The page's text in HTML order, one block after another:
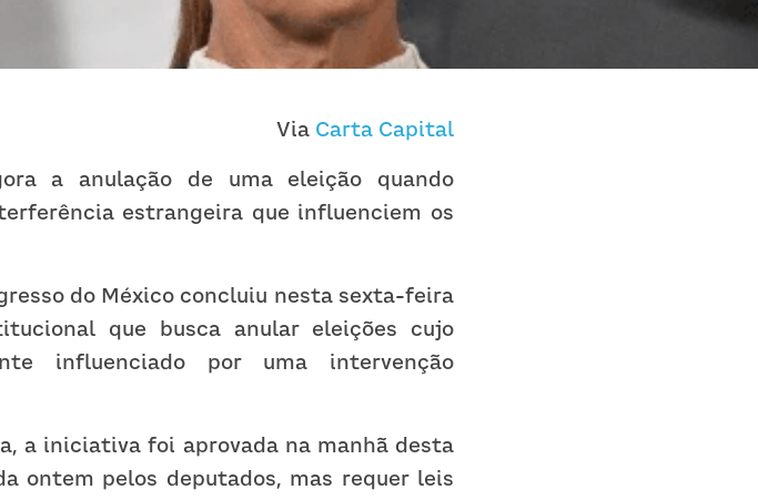
Via Carta Capital
a anulação de uma eleição quando
estrangeira que influenciem os
do México concluiu nesta sexta-feira
que busca anular eleições cujo
influenciado por uma intervenção
a iniciativa foi aprovada na manhã desta
ontem pelos deputados, mas requer leis